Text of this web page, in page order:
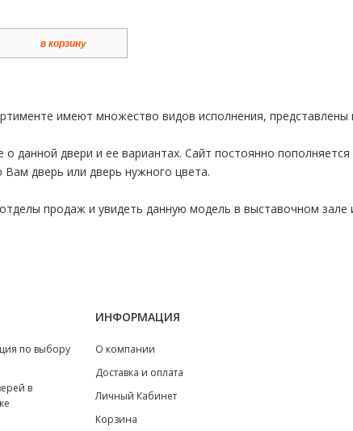
в корзину
имеют множество видов исполнения,
данной двери и ее вариантах. Сайт постоянно
дверь или дверь нужного цвета.
продаж и увидеть данную модель в выставочном зале
по выбору
в
ИНФОРМАЦИЯ
О компании
Доставка и оплата
Личный Кабинет
Корзина